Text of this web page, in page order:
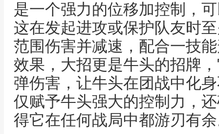
是一个强力的位移加控制，
这在发起进攻或保护队友时
范围伤害并减速，配合一技
效果，大招更是牛头的招牌
弹伤害，让牛头在团战中化
仅赋予牛头强大的控制力，
得它在任何战局中都游刃有